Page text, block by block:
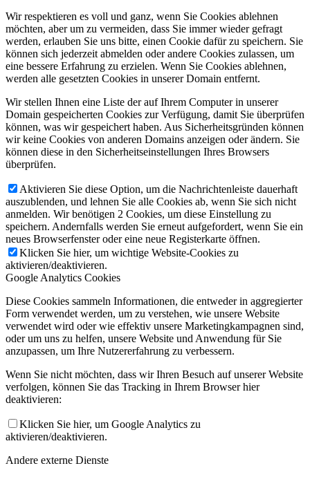
Wir respektieren es voll und ganz, wenn Sie Cookies ablehnen
möchten, aber um zu vermeiden, dass Sie immer wieder gefragt
werden, erlauben Sie uns bitte, einen Cookie dafür zu speichern. Sie
können sich jederzeit abmelden oder andere Cookies zulassen, um
eine bessere Erfahrung zu erzielen. Wenn Sie Cookies ablehnen,
werden alle gesetzten Cookies in unserer Domain entfernt.
Wir stellen Ihnen eine Liste der auf Ihrem Computer in unserer
Domain gespeicherten Cookies zur Verfügung, damit Sie überprüfen
können, was wir gespeichert haben. Aus Sicherheitsgründen können
wir keine Cookies von anderen Domains anzeigen oder ändern. Sie
können diese in den Sicherheitseinstellungen Ihres Browsers
überprüfen.
Aktivieren Sie diese Option, um die Nachrichtenleiste dauerhaft
auszublenden, und lehnen Sie alle Cookies ab, wenn Sie sich nicht
anmelden. Wir benötigen 2 Cookies, um diese Einstellung zu
speichern. Andernfalls werden Sie erneut aufgefordert, wenn Sie ein
neues Browserfenster oder eine neue Registerkarte öffnen.
Klicken Sie hier, um wichtige Website-Cookies zu
aktivieren/deaktivieren.
Google Analytics Cookies
Diese Cookies sammeln Informationen, die entweder in aggregierter
Form verwendet werden, um zu verstehen, wie unsere Website
verwendet wird oder wie effektiv unsere Marketingkampagnen sind,
oder um uns zu helfen, unsere Website und Anwendung für Sie
anzupassen, um Ihre Nutzererfahrung zu verbessern.
Wenn Sie nicht möchten, dass wir Ihren Besuch auf unserer Website
verfolgen, können Sie das Tracking in Ihrem Browser hier
deaktivieren:
Klicken Sie hier, um Google Analytics zu
aktivieren/deaktivieren.
Andere externe Dienste